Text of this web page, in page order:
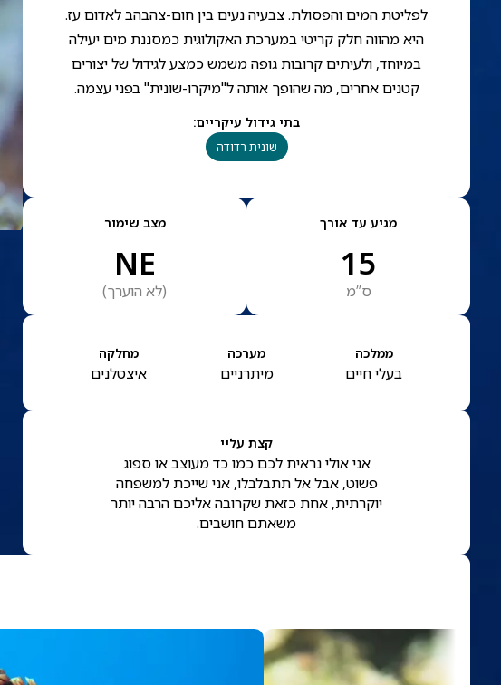
לפליטת המים והפסולת. צבעיה נעים בין חום-צהבהב לאדום עז.
היא מהווה חלק קריטי במערכת האקולוגית כמסננת מים יעילה
במיוחד, ולעיתים קרובות גופה משמש כמצע לגידול של יצורים
קטנים אחרים, מה שהופך אותה ל"מיקרו-שונית" בפני עצמה.
בתי גידול עיקריים:
שונית רדודה
מגיע עד אורך
15
ס”מ
מצב שימור
NE
(לא הוערך)
ממלכה
בעלי חיים
מערכה
מיתרניים
מחלקה
איצטלנים
קצת עליי
אני אולי נראית לכם כמו כד מעוצב או ספוג
פשוט, אבל אל תתבלבלו, אני שייכת למשפחה
יוקרתית, אחת כזאת שקרובה אליכם הרבה יותר
משאתם חושבים.